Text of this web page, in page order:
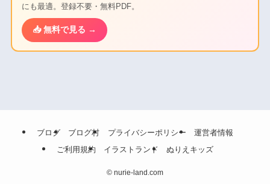
にも最適。登録不要・無料PDF。
📥 無料で見る →
ブログ ブログ村 プライバシーポリシー
運営者情報
ご利用規約
イラストランド ぬりえキッズ
© nurie-land.com